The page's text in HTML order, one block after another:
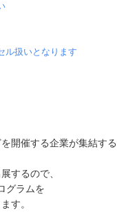
ル扱いとなります
開催する企業が集結する
するので、
グラムを
す。